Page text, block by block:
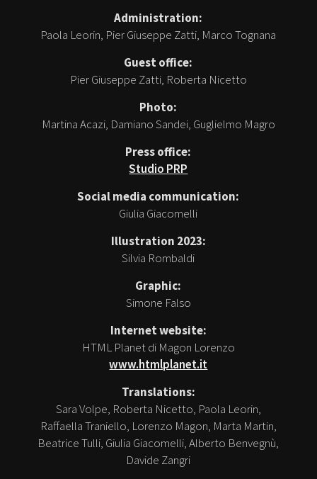
Administration:
Paola Leorin, Pier Giuseppe Zatti, Marco Tognana
Guest office:
Pier Giuseppe Zatti, Roberta Nicetto
Photo:
Martina Acazi, Damiano Sandei, Guglielmo Magro
Press office:
Studio PRP
Social media communication:
Giulia Giacomelli
Illustration 2023:
Silvia Rombaldi
Graphic:
Simone Falso
Internet website:
HTML Planet di Magon Lorenzo
www.htmlplanet.it
Translations:
Sara Volpe, Roberta Nicetto, Paola Leorin,
Raffaella Traniello, Lorenzo Magon, Marta Martin,
Beatrice Tulli, Giulia Giacomelli, Alberto Benvegnù,
Davide Zangri